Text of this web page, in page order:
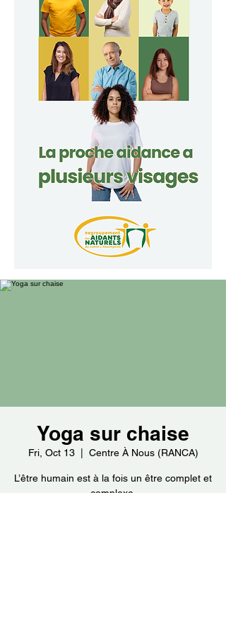
Yoga sur chaise
Fri, Oct 13
  |
Centre À Nous (RANCA)
L’être humain est à la fois un être complet et
complexe.